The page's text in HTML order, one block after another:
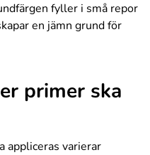
fyller i små repor
en jämn grund för
primer ska
appliceras varierar